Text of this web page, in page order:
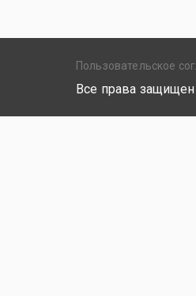
Пользовательское
Все права